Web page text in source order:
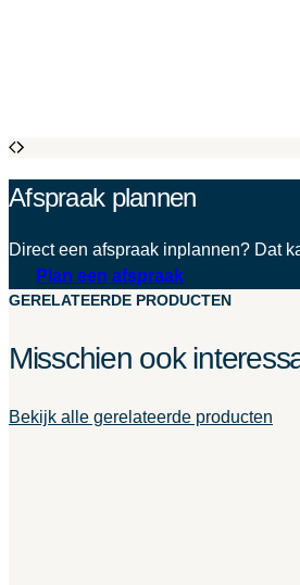
Afspraak plannen
Direct een afspraak inplannen? Dat
Plan een afspraak
GERELATEERDE PRODUCTEN
Misschien ook
Bekijk alle gerelateerde producten